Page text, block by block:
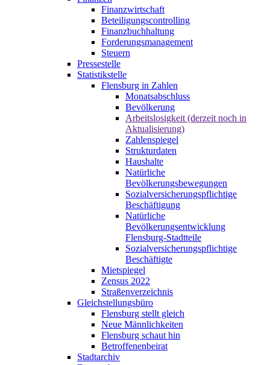
Finanzwirtschaft
Beteiligungscontrolling
Finanzbuchhaltung
Forderungsmanagement
Steuern
Pressestelle
Statistikstelle
Flensburg in Zahlen
Monatsabschluss
Bevölkerung
Arbeitslosigkeit (derzeit noch in
Aktualisierung)
Zahlenspiegel
Strukturdaten
Haushalte
Natürliche
Bevölkerungsbewegungen
Sozialversicherungspflichtige
Beschäftigung
Natürliche
Bevölkerungsentwicklung
Flensburg-Stadtteile
Sozialversicherungspflichtige
Beschäftigte
Mietspiegel
Zensus 2022
Straßenverzeichnis
Gleichstellungsbüro
Flensburg stellt gleich
Neue Männlichkeiten
Flensburg schaut hin
Betroffenenbeirat
Stadtarchiv